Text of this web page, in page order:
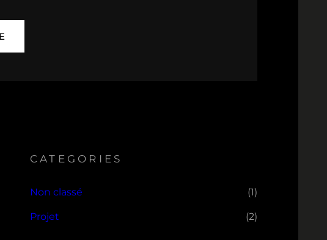
CATEGORIES
Non classé (1)
Projet (2)